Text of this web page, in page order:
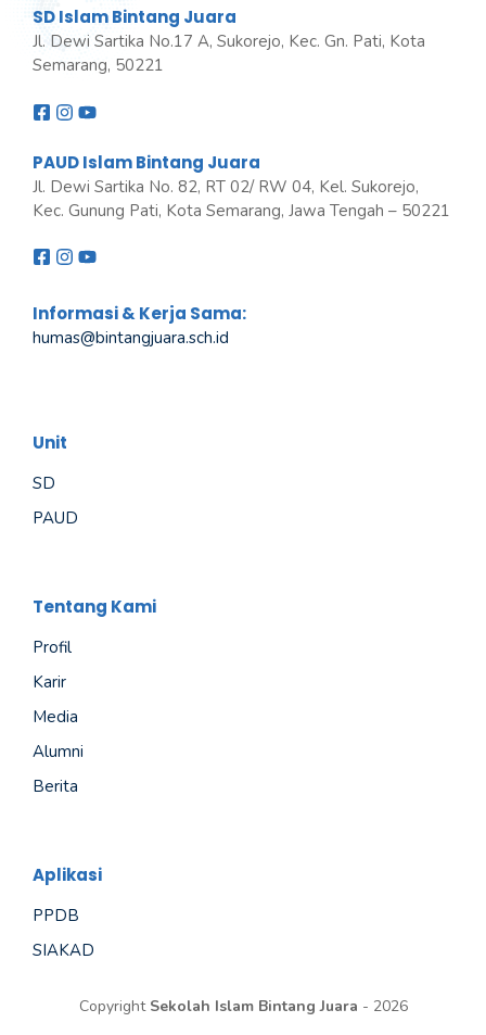
SD Islam Bintang Juara
Jl. Dewi Sartika No.17 A, Sukorejo, Kec. Gn. Pati, Kota
Semarang, 50221
PAUD Islam Bintang Juara
Jl. Dewi Sartika No. 82, RT 02/ RW 04, Kel. Sukorejo,
Kec. Gunung Pati, Kota Semarang, Jawa Tengah – 50221
Informasi & Kerja Sama:
humas@bintangjuara.sch.id
Unit
SD
PAUD
Tentang Kami
Profil
Karir
Media
Alumni
Berita
Aplikasi
PPDB
SIAKAD
Copyright Sekolah Islam Bintang Juara - 2026